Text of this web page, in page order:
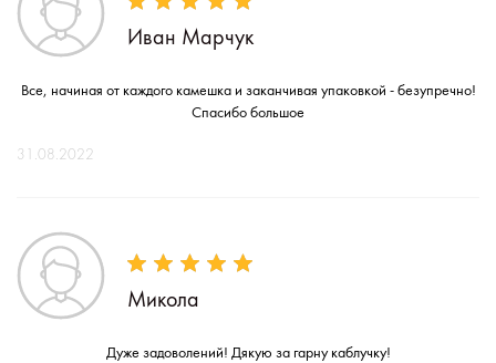
Иван Марчук
Все, начиная от каждого камешка и заканчивая упаковкой - безупречно!
Спасибо большое
31.08.2022
Микола
Дуже задоволений! Дякую за гарну каблучку!